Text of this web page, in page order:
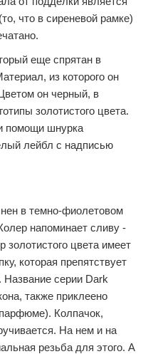
что в сиреневой рамке)
еще спрятан в
из которого он
он черный, в
золотистого цвета.
помощи шнурка
лейбл с надписью
в темно-фиолетовом
напоминает сливу -
золотистого цвета имеет
которая препятствует
серии Dark
также приклеено
Колпачок,
На нем и на
резьба для этого. А